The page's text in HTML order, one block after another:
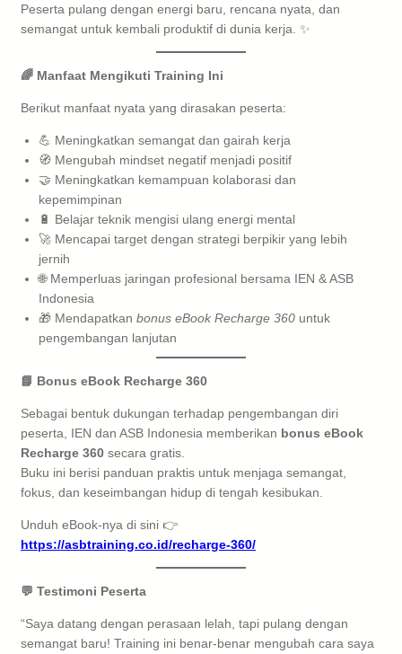
Peserta pulang dengan energi baru, rencana nyata, dan
semangat untuk kembali produktif di dunia kerja. ✨
🌈 Manfaat Mengikuti Training Ini
Berikut manfaat nyata yang dirasakan peserta:
💪 Meningkatkan semangat dan gairah kerja
🧭 Mengubah mindset negatif menjadi positif
🤝 Meningkatkan kemampuan kolaborasi dan
kepemimpinan
🔋 Belajar teknik mengisi ulang energi mental
🚀 Mencapai target dengan strategi berpikir yang lebih
jernih
🌐 Memperluas jaringan profesional bersama IEN & ASB
Indonesia
🎁 Mendapatkan bonus eBook Recharge 360 untuk
pengembangan lanjutan
📘 Bonus eBook Recharge 360
Sebagai bentuk dukungan terhadap pengembangan diri
peserta, IEN dan ASB Indonesia memberikan bonus eBook
Recharge 360 secara gratis.
Buku ini berisi panduan praktis untuk menjaga semangat,
fokus, dan keseimbangan hidup di tengah kesibukan.
Unduh eBook-nya di sini 👉
https://asbtraining.co.id/recharge-360/
💬 Testimoni Peserta
“Saya datang dengan perasaan lelah, tapi pulang dengan
semangat baru! Training ini benar-benar mengubah cara saya